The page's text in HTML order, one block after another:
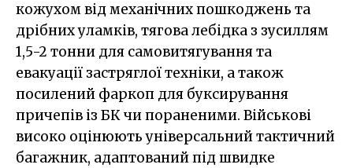
кожухом від механічних пошкоджень та
дрібних уламків, тягова лебідка з зусиллям
1,5-2 тонни для самовитягування та
евакуації застряглої техніки, а також
посилений фаркоп для буксирування
причепів із БК чи пораненими. Військові
високо оцінюють універсальний тактичний
багажник, адаптований під швидке